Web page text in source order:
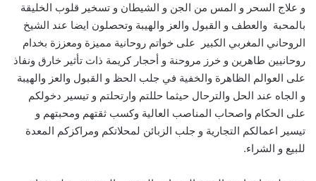
و علاج السحر و المس من الجن و الشيطان و تسخير قلوب الخليقة
بالمحبة والعطف و القبول والعز والهيبة وتحصلون ايضا عند الشيخ
الروحاني المغربي الكبير على خواتم روحانية مميزة ومعززة بخدام
روحانيين طاهرين و خرز مروحنة و أحجار كريمة ذات تأثير خارق ونفاذ
على العوالم الظاهرة والخفية في جلب الحظ و القبول والعز والهيبة
و الجاه عند الحل والترحال حيثما حللتم وارتحلتم و تيسير دخولكم
على الحكام واصحاب المناصب العالية وكسب ثقتهم ومحبتهم و
تيسير اعمالكم التجارية و جلب الزبائن لمحلاتكم ومراكزكم المعدة
للبيع و الشراء.